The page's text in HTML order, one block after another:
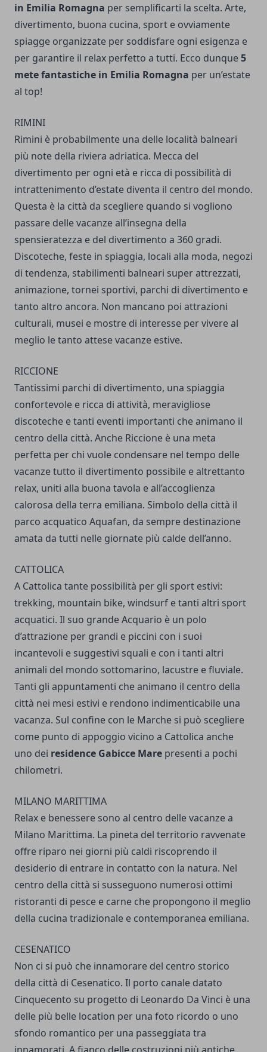
in Emilia Romagna per semplificarti la scelta. Arte,
divertimento, buona cucina, sport e ovviamente
spiagge organizzate per soddisfare ogni esigenza e
per garantire il relax perfetto a tutti. Ecco dunque5
mete fantastiche in Emilia Romagna per un’estate
al top!
RIMINI
Rimini è probabilmente una delle località balneari
più note della riviera adriatica. Mecca del
divertimento per ogni età e ricca di possibilità di
intrattenimento d’estate diventa il centro del mondo.
Questa è la città da scegliere quando si vogliono
passare delle vacanze all’insegna della
spensieratezza e del divertimento a 360 gradi.
Discoteche, feste in spiaggia, locali alla moda, negozi
di tendenza, stabilimenti balneari super attrezzati,
animazione, tornei sportivi, parchi di divertimento e
tanto altro ancora. Non mancano poi attrazioni
culturali, musei e mostre di interesse per vivere al
meglio le tanto attese vacanze estive.
RICCIONE
Tantissimi parchi di divertimento, una spiaggia
confortevole e ricca di attività, meravigliose
discoteche e tanti eventi importanti che animano il
centro della città. Anche Riccione è una meta
perfetta per chi vuole condensare nel tempo delle
vacanze tutto il divertimento possibile e altrettanto
relax, uniti alla buona tavola e all’accoglienza
calorosa della terra emiliana. Simbolo della città il
parco acquatico Aquafan, da sempre destinazione
amata da tutti nelle giornate più calde dell’anno.
CATTOLICA
A Cattolica tante possibilità per gli sport estivi:
trekking, mountain bike, windsurf e tanti altri sport
acquatici. Il suo grande Acquario è un polo
d’attrazione per grandi e piccini con i suoi
incantevoli e suggestivi squali e con i tanti altri
animali del mondo sottomarino, lacustre e fluviale.
Tanti gli appuntamenti che animano il centro della
città nei mesi estivi e rendono indimenticabile una
vacanza. Sul confine con le Marche si può scegliere
come punto di appoggio vicino a Cattolica anche
uno dei residence Gabicce Mare presenti a pochi
chilometri.
MILANO MARITTIMA
Relax e benessere sono al centro delle vacanze a
Milano Marittima. La pineta del territorio ravvenate
offre riparo nei giorni più caldi riscoprendo il
desiderio di entrare in contatto con la natura. Nel
centro della città si susseguono numerosi ottimi
ristoranti di pesce e carne che propongono il meglio
della cucina tradizionale e contemporanea emiliana.
CESENATICO
Non ci si può che innamorare del centro storico
della città di Cesenatico. Il porto canale datato
Cinquecento su progetto di Leonardo Da Vinci è una
delle più belle location per una foto ricordo o uno
sfondo romantico per una passeggiata tra